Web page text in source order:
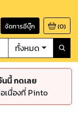
จัดการอีบุ๊ก (0)
ทั้งหมด
นี้ กดเลย
เนื่องที่ Pinto